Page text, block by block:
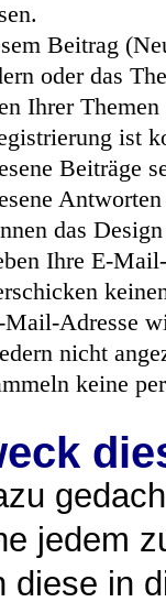
Beitrag
oder das
Ihrer
ist
Beiträge
das
Ihre E-
Mail-Adresse
nicht
keine
jedem
diese in